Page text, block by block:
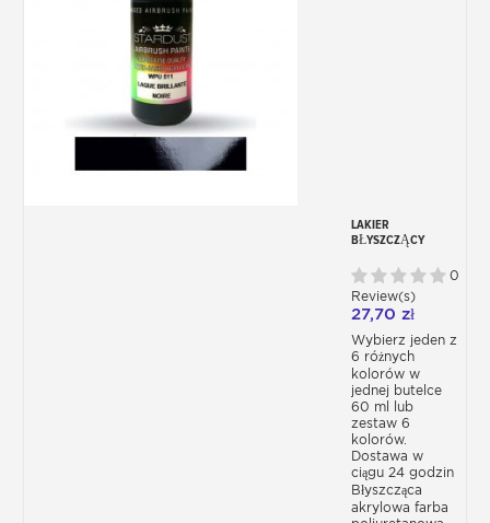
LAKIER
BŁYSZCZĄCY
AEROGRAFU - 6
KOLORÓW
0
Review(s)
27,70 zł
Wybierz jeden z
6 różnych
kolorów w
jednej butelce
60 ml lub
zestaw 6
kolorów.
Dostawa w
ciągu 24 godzin
Błyszcząca
akrylowa farba